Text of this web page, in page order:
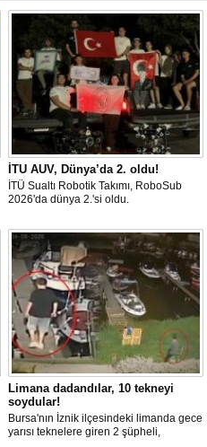
İTU AUV, Dünya’da 2. oldu!
İTÜ Sualtı Robotik Takımı, RoboSub
2026'da dünya 2.'si oldu.
Limana dadandılar, 10 tekneyi
soydular!
Bursa'nın İznik ilçesindeki limanda gece
yarısı teknelere giren 2 şüpheli,